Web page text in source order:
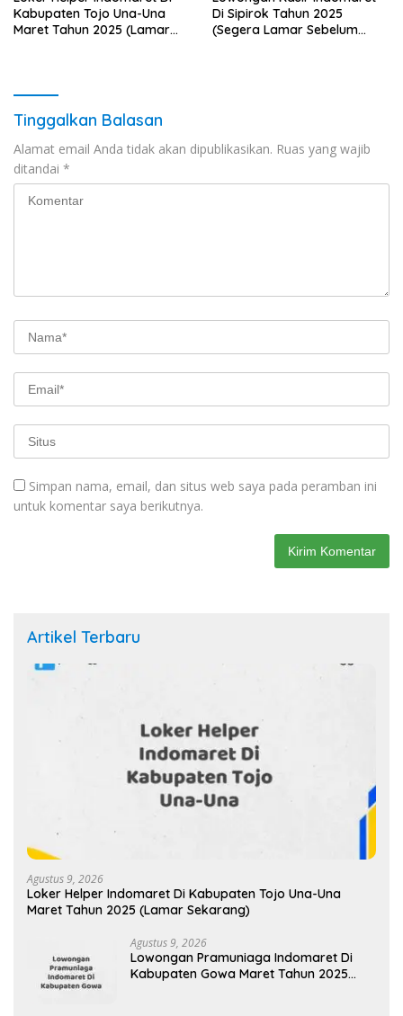
Kabupaten Tojo Una-Una
Maret Tahun 2025 (Lamar
Di Sipirok Tahun 2025
(Segera Lamar Sebelum
Tinggalkan Balasan
Alamat email Anda tidak akan dipublikasikan. Ruas yang wajib
ditandai *
Simpan nama, email, dan situs web saya pada peramban ini
untuk komentar saya berikutnya.
Artikel Terbaru
Agustus 9, 2026
Loker Helper Indomaret Di Kabupaten Tojo Una-Una
Maret Tahun 2025 (Lamar Sekarang)
Agustus 9, 2026
Lowongan Pramuniaga Indomaret Di
Kabupaten Gowa Maret Tahun 2025